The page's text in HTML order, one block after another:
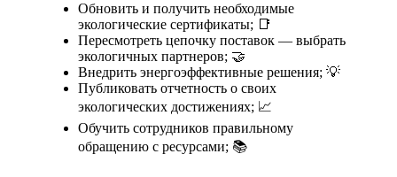
Обновить и получить необходимые
экологические сертификаты; 📑
Пересмотреть цепочку поставок — выбрать
экологичных партнеров; 🤝
Внедрить энергоэффективные решения; 💡
Публиковать отчетность о своих
экологических достижениях; 📈
Обучить сотрудников правильному
обращению с ресурсами; 📚